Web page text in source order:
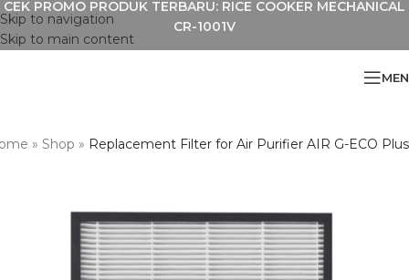
Skip to navigation
Skip to main content
CEK PROMO PRODUK TERBARU: RICE COOKER MECHANICAL
CR-1001V
» Shop » Replacement Filter for Air Purifier AIR G-ECO Plus